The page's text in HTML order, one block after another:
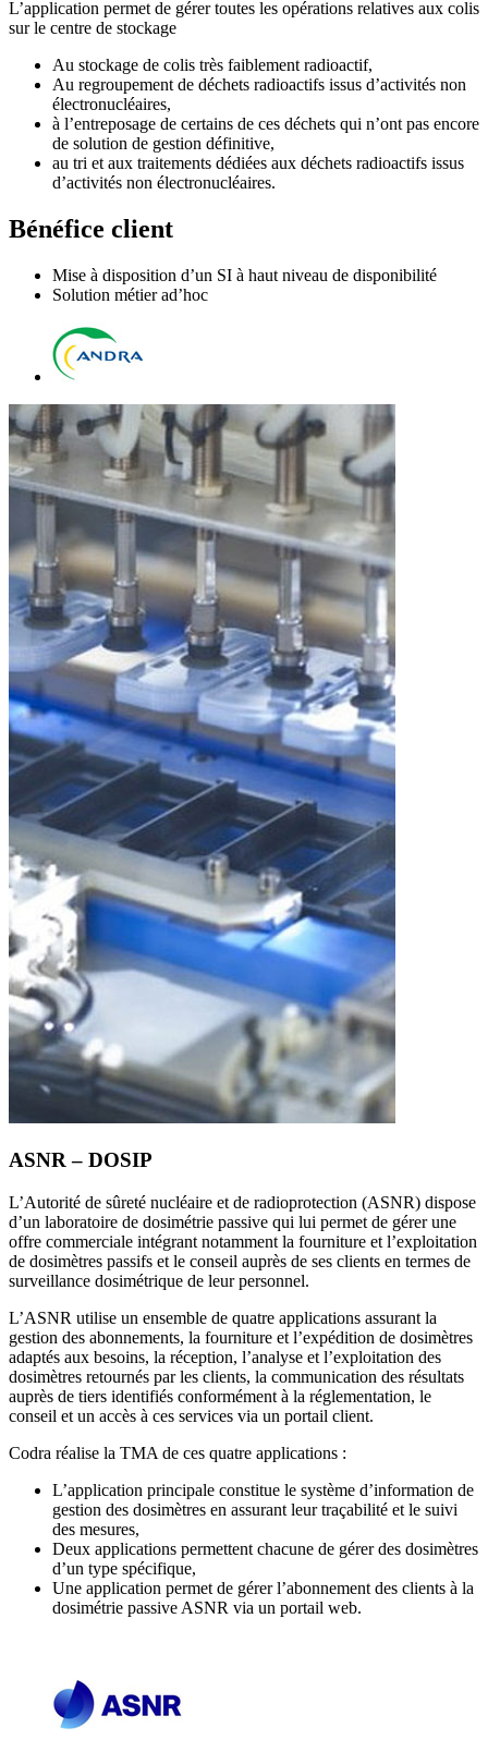
L’application permet de gérer toutes les opérations relatives aux colis
sur le centre de stockage
Au stockage de colis très faiblement radioactif,
Au regroupement de déchets radioactifs issus d’activités non
électronucléaires,
à l’entreposage de certains de ces déchets qui n’ont pas encore
de solution de gestion définitive,
au tri et aux traitements dédiées aux déchets radioactifs issus
d’activités non électronucléaires.
Bénéfice client
Mise à disposition d’un SI à haut niveau de disponibilité
Solution métier ad’hoc
ASNR – DOSIP
L’Autorité de sûreté nucléaire et de radioprotection (ASNR) dispose
d’un laboratoire de dosimétrie passive qui lui permet de gérer une
offre commerciale intégrant notamment la fourniture et l’exploitation
de dosimètres passifs et le conseil auprès de ses clients en termes de
surveillance dosimétrique de leur personnel.
L’ASNR utilise un ensemble de quatre applications assurant la
gestion des abonnements, la fourniture et l’expédition de dosimètres
adaptés aux besoins, la réception, l’analyse et l’exploitation des
dosimètres retournés par les clients, la communication des résultats
auprès de tiers identifiés conformément à la réglementation, le
conseil et un accès à ces services via un portail client.
Codra réalise la TMA de ces quatre applications :
L’application principale constitue le système d’information de
gestion des dosimètres en assurant leur traçabilité et le suivi
des mesures,
Deux applications permettent chacune de gérer des dosimètres
d’un type spécifique,
Une application permet de gérer l’abonnement des clients à la
dosimétrie passive ASNR via un portail web.